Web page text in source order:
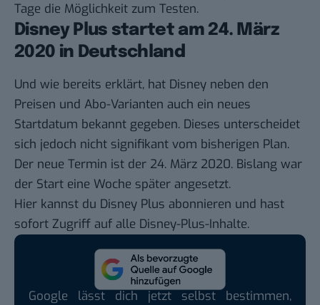
Tage die Möglichkeit zum Testen.
Disney Plus startet am 24. März
2020 in Deutschland
Und wie bereits erklärt, hat Disney neben den
Preisen und Abo-Varianten auch ein neues
Startdatum bekannt gegeben. Dieses unterscheidet
sich jedoch nicht signifikant vom bisherigen Plan.
Der neue Termin ist der 24. März 2020. Bislang war
der Start eine Woche später angesetzt.
Hier kannst du Disney Plus abonnieren und hast
sofort Zugriff auf alle Disney-Plus-Inhalte.
Google lässt dich jetzt selbst bestimmen,